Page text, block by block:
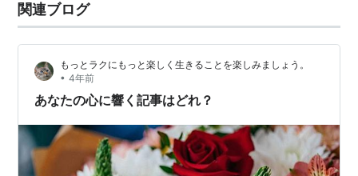
関連ブログ
もっとラクにもっと楽しく生きることを楽しみましょう。
• 4年前
あなたの心に響く記事はどれ？